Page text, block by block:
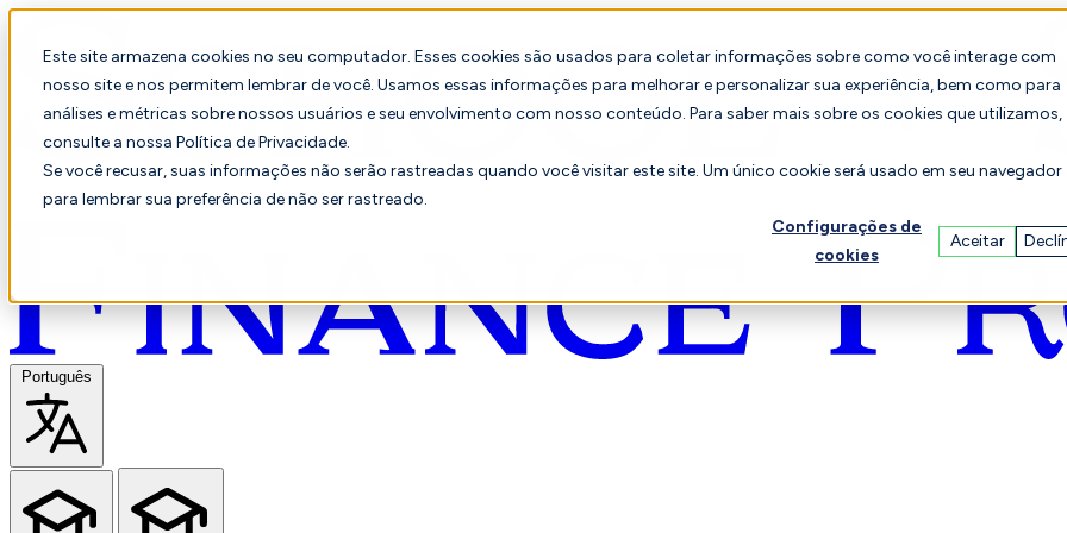
Este site armazena cookies no seu computador. Esses cookies são usados para coletar informações sobre como você interage com
nosso site e nos permitem lembrar de você. Usamos essas informações para melhorar e personalizar sua experiência, bem como para
análises e métricas sobre nossos usuários e seu envolvimento com nosso conteúdo. Para saber mais sobre os cookies que utilizamos,
consulte a nossa Política de Privacidade.
Se você recusar, suas informações não serão rastreadas quando você visitar este site. Um único cookie será usado em seu navegador
para lembrar sua preferência de não ser rastreado.
Configurações de
cookies
Aceitar
Português